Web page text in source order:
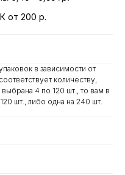
от 200 р.
в зависимости от
количеству,
4 по 120 шт., то вам в
шт., либо одна на 240 шт.